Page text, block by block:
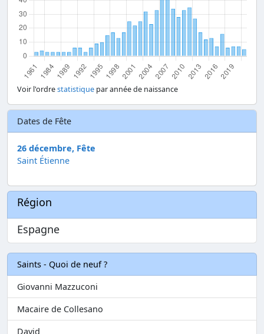
Voir l'ordrestatistique par année de naissance
Dates de Fête
26 décembre, Fête
Saint Étienne
Région
Espagne
Saints - Quoi de neuf ?
Giovanni Mazzuconi
Macaire de Collesano
David